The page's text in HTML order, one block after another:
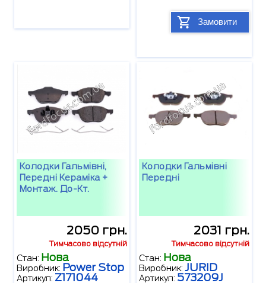
Замовити
Колодки Гальмівні,
Передні Кераміка +
Монтаж. До-Кт.
2050 грн.
Тимчасово відсутній
Стан: Нова
Виробник: Power Stop
Артикул: Z171044
Колодки Гальмівні
Передні
2031 грн.
Тимчасово відсутній
Стан: Нова
Виробник: JURID
Артикул: 573209J